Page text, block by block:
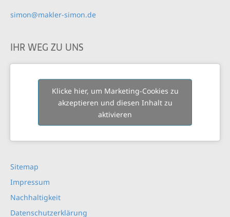
simon@makler-simon.de
IHR WEG ZU UNS
Klicke hier, um Marketing-Cookies zu
akzeptieren und diesen Inhalt zu
aktivieren
Sitemap
Impressum
Nachhaltigkeit
Datenschutzerklärung